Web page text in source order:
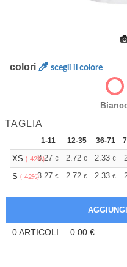
colori scegli il colore
TAGLIA
1-11 12-35 36-71
XS (-42%)3.27 € 2.72 € 2.33 €
S (-42%)3.27 € 2.72 € 2.33 €
0ARTICOLI 0.00 €